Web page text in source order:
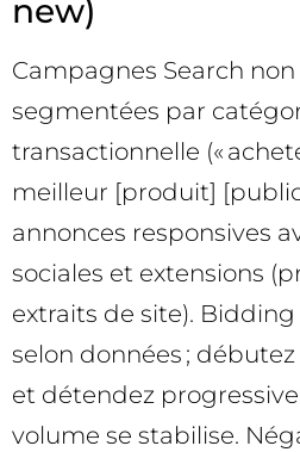
new)
Campagnes Search
segmentées par
transactionnelle («
meilleur [produit]
annonces responsives
sociales et extensions
extraits de site). Bidding
selon données ;
et détendez
volume se stabilise.